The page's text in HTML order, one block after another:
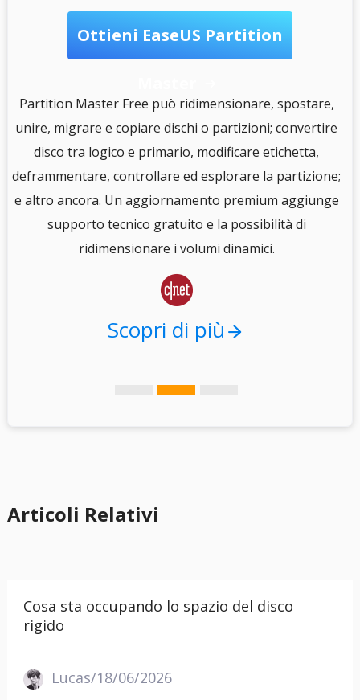
Ottieni EaseUS Partition
Partition Master Free può ridimensionare, spostare,
unire, migrare e copiare dischi o partizioni; convertire
disco tra logico e primario, modificare etichetta,
deframmentare, controllare ed esplorare la partizione;
e altro ancora. Un aggiornamento premium aggiunge
supporto tecnico gratuito e la possibilità di
ridimensionare i volumi dinamici.

Scopri di più
Articoli Relativi
Cosa sta occupando lo spazio del disco
rigido
Lucas/18/06/2026